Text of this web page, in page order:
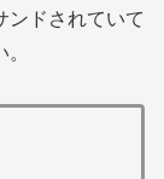
ンドされていて